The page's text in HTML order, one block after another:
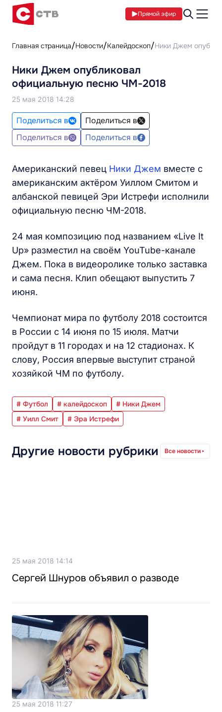
Прямой эфир
Главная страница Новости Калейдоскоп Ники Джем
Ники Джем опубликовал
официальную песню ЧМ-2018
25 мая 2018 14:28
Поделиться в
Поделиться в
Поделиться в
Поделиться в
Американский певец Ники Джем вместе с
американским актёром Уиллом Смитом и
албанской певицей Эри Истрефи исполнили
официальную песню ЧМ-2018.
24 мая композицию под названием «Live It
Up» разместил на своём YouTube-канале
Джем. Пока в видеоролике только заставка
и сама песня. Клип обещают выпустить 7
июня.
Чемпионат мира по футболу 2018 состоится
в России с 14 июня по 15 июля. Матчи
пройдут в 11 городах и на 12 стадионах. К
слову, Россия впервые выступит страной
хозяйкой ЧМ по футболу.
# Футбол # калейдоскоп
# Ники Джем
# Уилл Смит
# Эра Истрефи
Другие новости рубрики Все новости
25 мая 2018 14:14
Сергей Шнуров объявил о разводе
25 мая 2018 11:27